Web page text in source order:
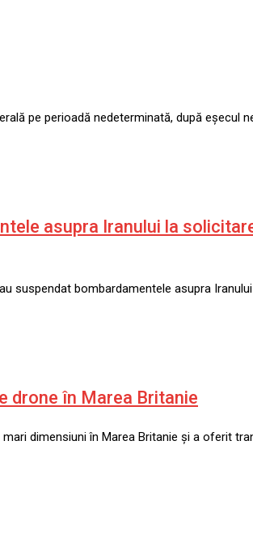
pe perioadă nedeterminată, după eșecul
asupra Iranului la
suspendat bombardamentele asupra
drone în Marea Britanie
dimensiuni în Marea Britanie și a oferit